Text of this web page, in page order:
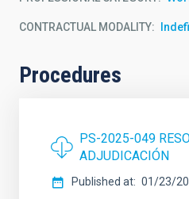
CONTRACTUAL MODALITY
Procedures
PS-2025-049
ADJUDICACIÓN
Published at
01/23/